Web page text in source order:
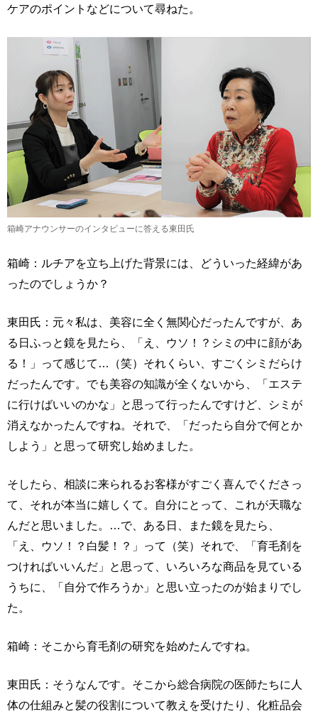
ケアのポイントなどについて尋ねた。
箱崎アナウンサーのインタビューに答える東田氏
箱崎：ルチアを立ち上げた背景には、どういった経緯があ
ったのでしょうか？
東田氏：元々私は、美容に全く無関心だったんですが、あ
る日ふっと鏡を見たら、「え、ウソ！？シミの中に顔があ
る！」って感じて…（笑）それくらい、すごくシミだらけ
だったんです。でも美容の知識が全くないから、「エステ
に行けばいいのかな」と思って行ったんですけど、シミが
消えなかったんですね。それで、「だったら自分で何とか
しよう」と思って研究し始めました。
そしたら、相談に来られるお客様がすごく喜んでくださっ
て、それが本当に嬉しくて。自分にとって、これが天職な
んだと思いました。…で、ある日、また鏡を見たら、
「え、ウソ！？白髪！？」って（笑）それで、「育毛剤を
つければいいんだ」と思って、いろいろな商品を見ている
うちに、「自分で作ろうか」と思い立ったのが始まりでし
た。
箱崎：そこから育毛剤の研究を始めたんですね。
東田氏：そうなんです。そこから総合病院の医師たちに人
体の仕組みと髪の役割について教えを受けたり、化粧品会